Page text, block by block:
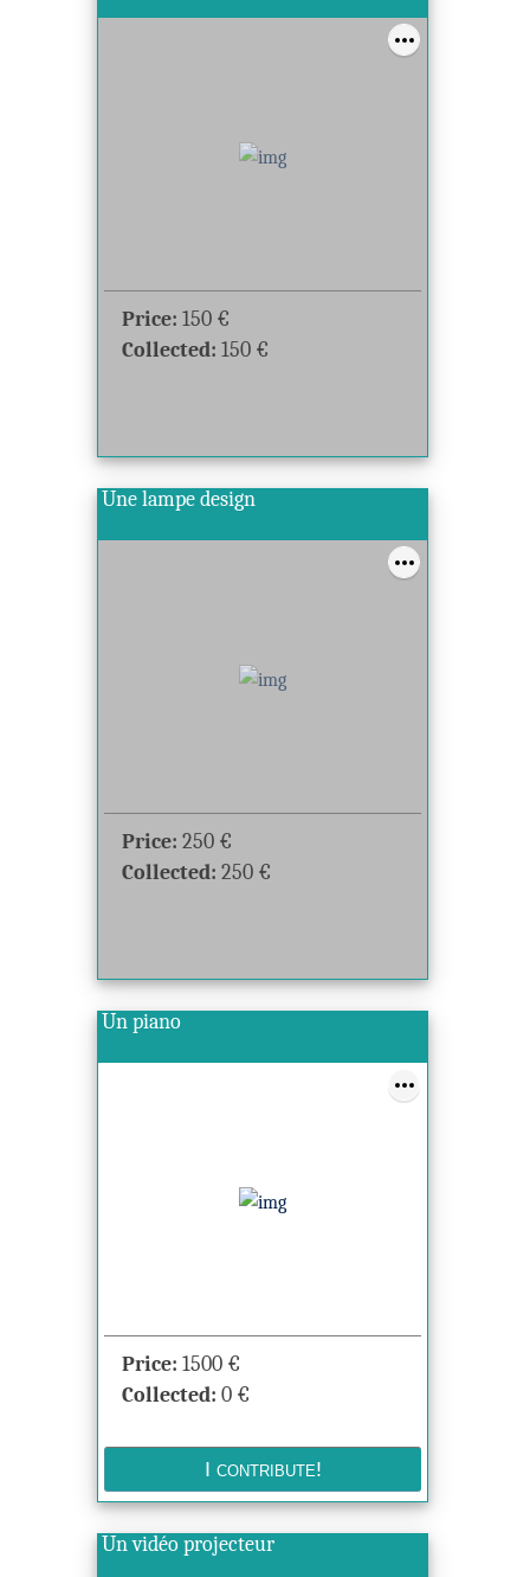
Price: 150 €
Collected: 150 €
Une lampe design
Price: 250 €
Collected: 250 €
Un piano
Price: 1500 €
Collected: 0 €
Un vidéo projecteur